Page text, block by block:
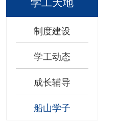
制度建设
学工动态
成长辅导
船山学子